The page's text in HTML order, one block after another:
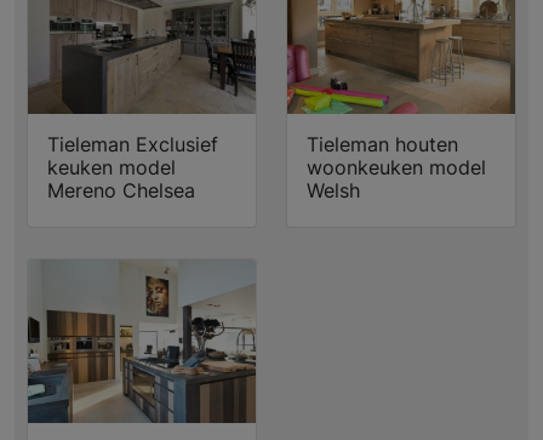
Tieleman Exclusief
keuken model
Mereno Chelsea
Tieleman houten
woonkeuken model
Welsh